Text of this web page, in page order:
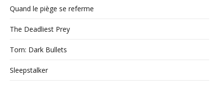
Quand le piège se referme
The Deadliest Prey
Torn: Dark Bullets
Sleepstalker